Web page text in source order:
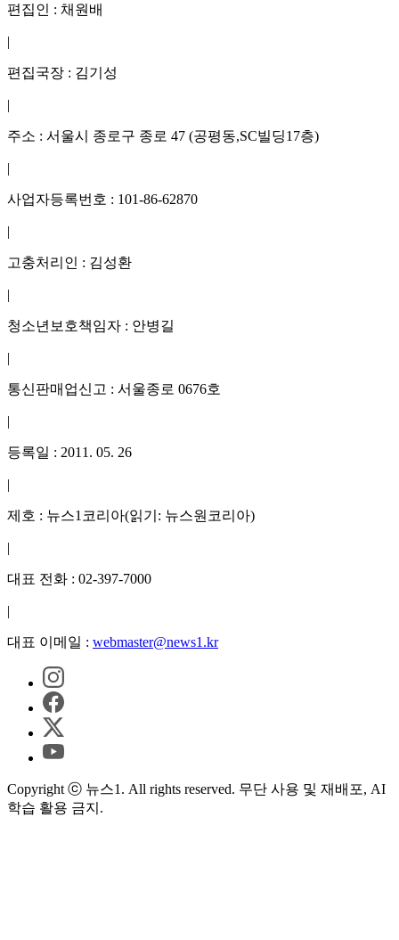
편집인 : 채원배
|
편집국장 : 김기성
|
주소 : 서울시 종로구 종로 47 (공평동,SC빌딩17층)
|
사업자등록번호 : 101-86-62870
|
고충처리인 : 김성환
|
청소년보호책임자 : 안병길
|
통신판매업신고 : 서울종로 0676호
|
등록일 : 2011. 05. 26
|
제호 : 뉴스1코리아(읽기: 뉴스원코리아)
|
대표 전화 : 02-397-7000
|
대표 이메일 : webmaster@news1.kr
Copyright ⓒ 뉴스1. All rights reserved. 무단 사용 및 재배포, AI
학습 활용 금지.